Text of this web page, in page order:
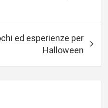
ed esperienze per
Halloween